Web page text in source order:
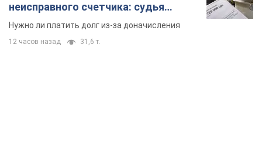
неисправного счетчика: судья
вынес неожиданное решение
Нужно ли платить долг из-за доначисления
12 часов назад 31,6 т.